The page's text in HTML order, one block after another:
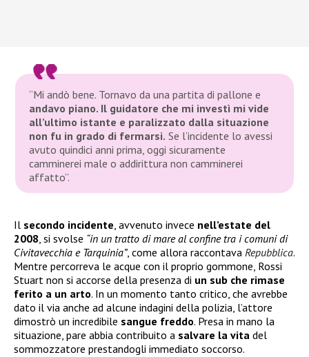
“Mi andò bene. Tornavo da una partita di pallone e
andavo piano. Il guidatore che mi investì mi vide
all’ultimo istante e paralizzato dalla situazione
non fu in grado di fermarsi. Se l’incidente lo avessi
avuto quindici anni prima, oggi sicuramente
camminerei male o addirittura non camminerei
affatto”.
Il secondo incidente, avvenuto invece nell’estate del
2008, si svolse “in un tratto di mare al confine tra i comuni di
Civitavecchia e Tarquinia”, come allora raccontava Repubblica.
Mentre percorreva le acque con il proprio gommone, Rossi
Stuart non si accorse della presenza di un sub che rimase
ferito a un arto. In un momento tanto critico, che avrebbe
dato il via anche ad alcune indagini della polizia, l’attore
dimostrò un incredibile sangue freddo. Presa in mano la
situazione, pare abbia contribuito a salvare la vita del
sommozzatore prestandogli immediato soccorso.